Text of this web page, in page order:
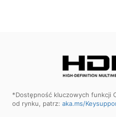
*Dostępność kluczowych funkcji
od rynku, patrz: aka.ms/